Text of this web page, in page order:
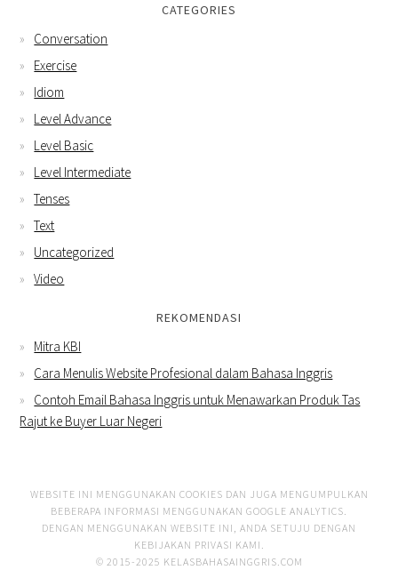
CATEGORIES
Conversation
Exercise
Idiom
Level Advance
Level Basic
Level Intermediate
Tenses
Text
Uncategorized
Video
REKOMENDASI
Mitra KBI
Cara Menulis Website Profesional dalam Bahasa Inggris
Contoh Email Bahasa Inggris untuk Menawarkan Produk Tas
Rajut ke Buyer Luar Negeri
WEBSITE INI MENGGUNAKAN COOKIES DAN JUGA MENGUMPULKAN
BEBERAPA INFORMASI MENGGUNAKAN GOOGLE ANALYTICS.
DENGAN MENGGUNAKAN WEBSITE INI, ANDA SETUJU DENGAN
KEBIJAKAN PRIVASI KAMI
© 2015-2025 KELASBAHASAINGGRIS.COM